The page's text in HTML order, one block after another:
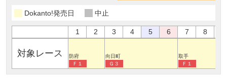
Dokanto!発売日 中止
1 2 3 4 5 6 7 8
対象レース
防府
Ｆ１
向日町
Ｇ３
取手
Ｆ１